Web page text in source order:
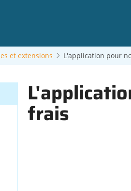
et extensions L'application pour
frais